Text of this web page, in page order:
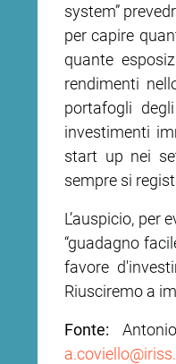
system”
per capire
quante
rendimenti
portafogli
investimenti
start up nei
sempre si
L’auspicio,
“guadagno
favore
Riusciremo a
Fonte: